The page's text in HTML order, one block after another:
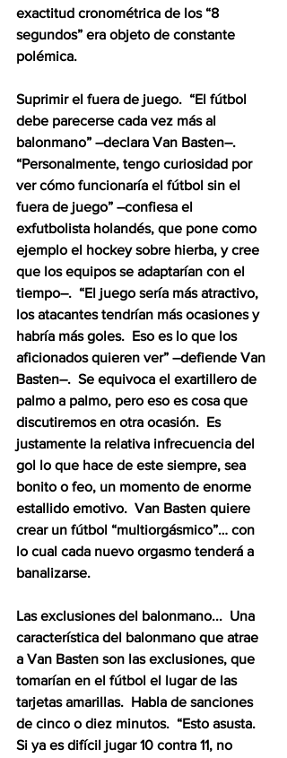
exactitud cronométrica de los “8
segundos” era objeto de constante
polémica.
Suprimir el fuera de juego.  “El fútbol
debe parecerse cada vez más al
balonmano” –declara Van Basten–.
“Personalmente, tengo curiosidad por
ver cómo funcionaría el fútbol sin el
fuera de juego” –confiesa el
exfutbolista holandés, que pone como
ejemplo el hockey sobre hierba, y cree
que los equipos se adaptarían con el
tiempo–.  “El juego sería más atractivo,
los atacantes tendrían más ocasiones y
habría más goles.  Eso es lo que los
aficionados quieren ver” –defiende Van
Basten–.  Se equivoca el exartillero de
palmo a palmo, pero eso es cosa que
discutiremos en otra ocasión.  Es
justamente la relativa infrecuencia del
gol lo que hace de este siempre, sea
bonito o feo, un momento de enorme
estallido emotivo.  Van Basten quiere
crear un fútbol “multiorgásmico”… con
lo cual cada nuevo orgasmo tenderá a
banalizarse.
Las exclusiones del balonmano...  Una
característica del balonmano que atrae
a Van Basten son las exclusiones, que
tomarían en el fútbol el lugar de las
tarjetas amarillas.  Habla de sanciones
de cinco o diez minutos.  “Esto asusta.
Si ya es difícil jugar 10 contra 11, no